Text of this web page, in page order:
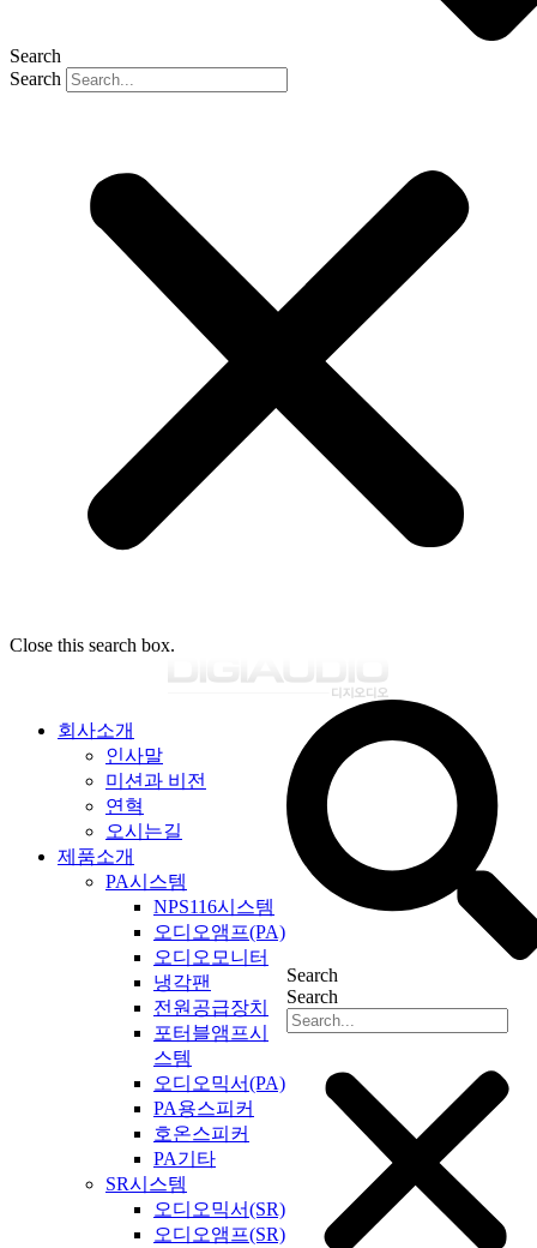
Search
Search
Close this search box.
회사소개
인사말
미션과 비전
연혁
오시는길
제품소개
PA시스템
NPS116시스템
오디오앰프(PA)
오디오모니터
냉각팬
전원공급장치
포터블앰프시
스템
오디오믹서(PA)
PA용스피커
호온스피커
PA기타
SR시스템
오디오믹서(SR)
오디오앰프(SR)
Search
Search